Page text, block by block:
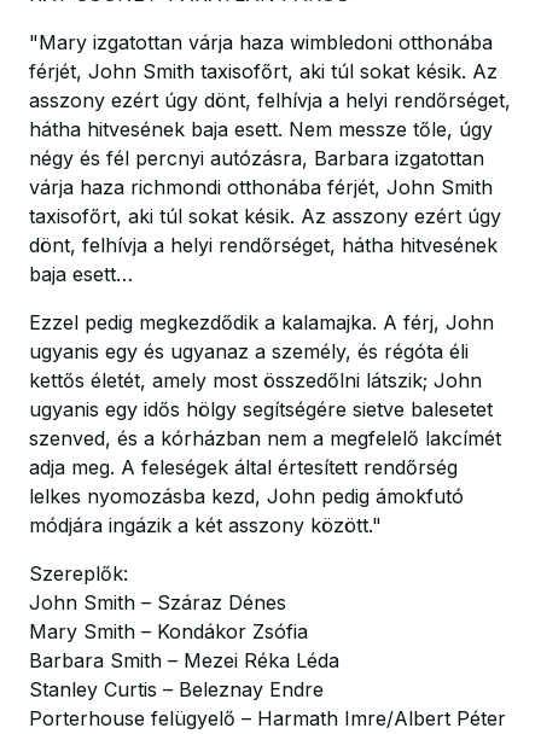
"Mary izgatottan várja haza wimbledoni otthonába
férjét, John Smith taxisofőrt, aki túl sokat késik. Az
asszony ezért úgy dönt, felhívja a helyi rendőrséget,
hátha hitvesének baja esett. Nem messze tőle, úgy
négy és fél percnyi autózásra, Barbara izgatottan
várja haza richmondi otthonába férjét, John Smith
taxisofőrt, aki túl sokat késik. Az asszony ezért úgy
dönt, felhívja a helyi rendőrséget, hátha hitvesének
baja esett…
Ezzel pedig megkezdődik a kalamajka. A férj, John
ugyanis egy és ugyanaz a személy, és régóta éli
kettős életét, amely most összedőlni látszik; John
ugyanis egy idős hölgy segítségére sietve balesetet
szenved, és a kórházban nem a megfelelő lakcímét
adja meg. A feleségek által értesített rendőrség
lelkes nyomozásba kezd, John pedig ámokfutó
módjára ingázik a két asszony között."
Szereplők:
John Smith – Száraz Dénes
Mary Smith – Kondákor Zsófia
Barbara Smith – Mezei Réka Léda
Stanley Curtis – Beleznay Endre
Porterhouse felügyelő – Harmath Imre/Albert Péter